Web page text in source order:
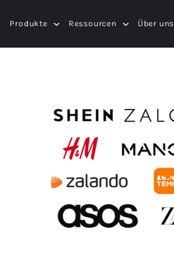
Produkte Ressourcen Über uns